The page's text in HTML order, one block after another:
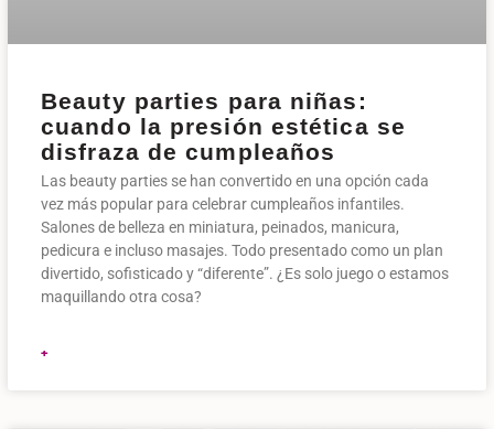
Beauty parties para niñas:
cuando la presión estética se
disfraza de cumpleaños
Las beauty parties se han convertido en una opción cada
vez más popular para celebrar cumpleaños infantiles.
Salones de belleza en miniatura, peinados, manicura,
pedicura e incluso masajes. Todo presentado como un plan
divertido, sofisticado y “diferente”. ¿Es solo juego o estamos
maquillando otra cosa?
+